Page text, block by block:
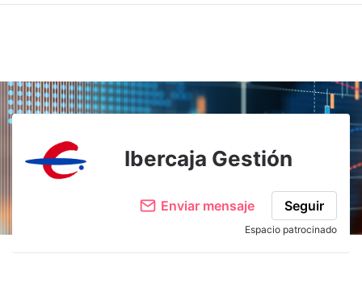
Ibercaja Gestión
Enviar mensaje Seguir
Espacio patrocinado